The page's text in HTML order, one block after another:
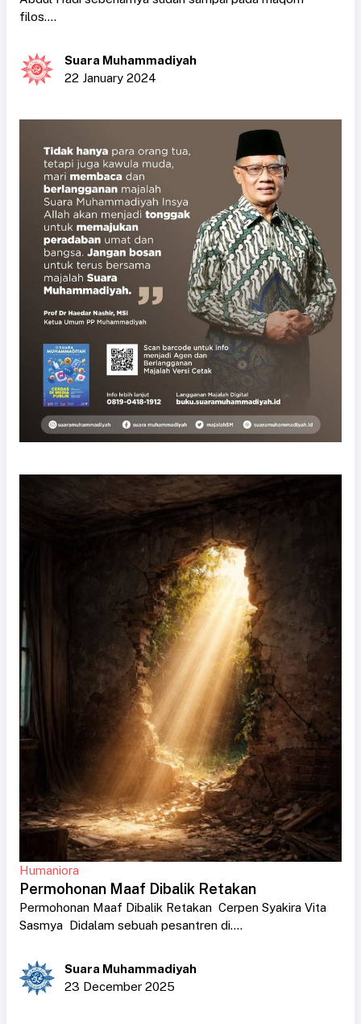
filos....
Suara Muhammadiyah
22 January 2024
Humaniora
Permohonan Maaf Dibalik Retakan
Permohonan Maaf Dibalik Retakan Cerpen Syakira Vita
Sasmya Didalam sebuah pesantren di....
Suara Muhammadiyah
23 December 2025